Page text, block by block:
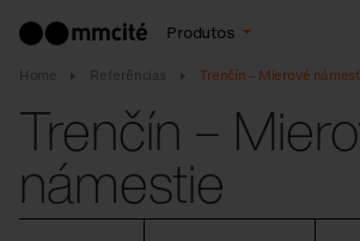
Produtos
Home Referências Trenčín – Mierové
Trenčín –
námestie